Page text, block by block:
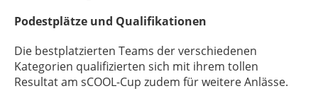
Podestplätze und Qualifikationen
Die bestplatzierten Teams der verschiedenen
Kategorien qualifizierten sich mit ihrem tollen
Resultat am sCOOL-Cup zudem für weitere Anlässe.